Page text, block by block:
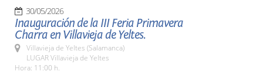
30/05/2026
Inauguración de la III Feria Primavera
Charra en Villavieja de Yeltes.
Villavieja de Yeltes (Salamanca)
LUGAR Villavieja de Yeltes
Hora: 11:00 h.